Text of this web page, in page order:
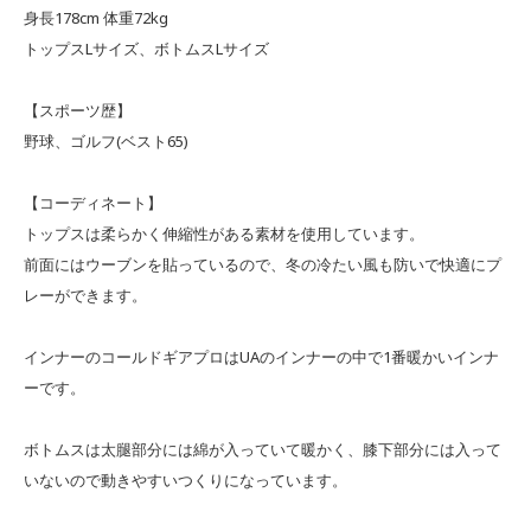
身長178cm 体重72kg
トップスLサイズ、ボトムスLサイズ
【スポーツ歴】
野球、ゴルフ(ベスト65)
【コーディネート】
トップスは柔らかく伸縮性がある素材を使用しています。
前面にはウーブンを貼っているので、冬の冷たい風も防いで快適にプ
レーができます。
インナーのコールドギアプロはUAのインナーの中で1番暖かいインナ
ーです。
ボトムスは太腿部分には綿が入っていて暖かく、膝下部分には入って
いないので動きやすいつくりになっています。